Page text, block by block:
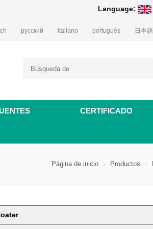
Language:
русский italiano português 日本語
CERTIFICADO
Página de inicio Productos